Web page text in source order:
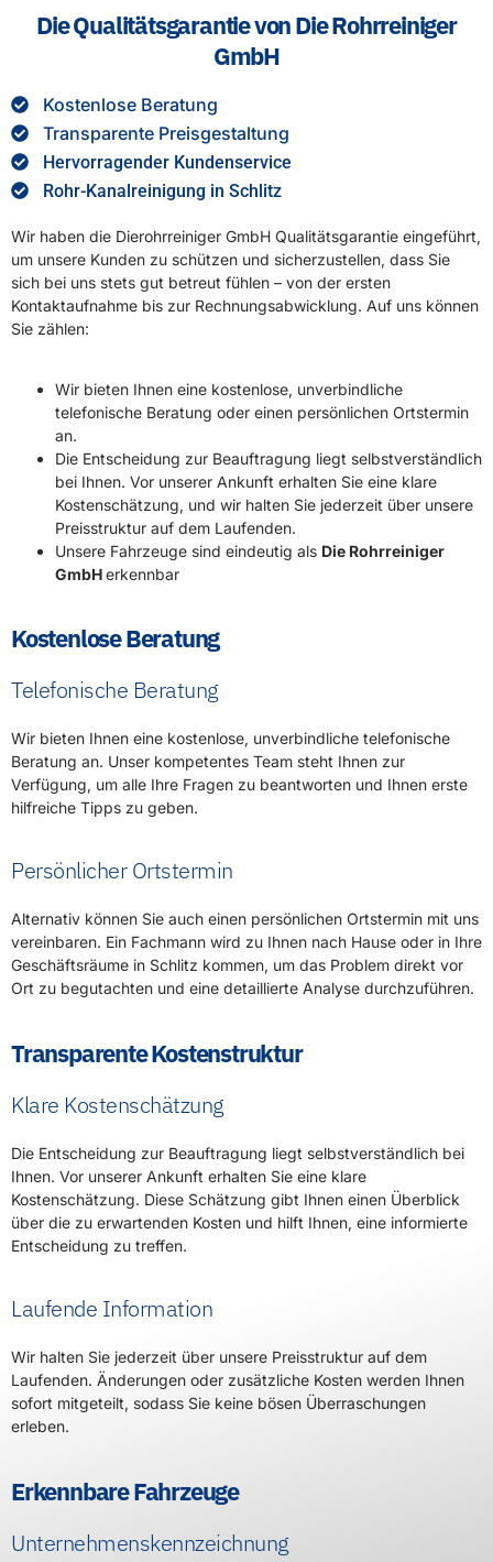
Die Qualitätsgarantie von Die Rohrreiniger
GmbH
Kostenlose Beratung
Transparente Preisgestaltung
Hervorragender Kundenservice
Rohr-Kanalreinigung in Schlitz
Wir haben die Dierohrreiniger GmbH Qualitätsgarantie eingeführt,
um unsere Kunden zu schützen und sicherzustellen, dass Sie
sich bei uns stets gut betreut fühlen – von der ersten
Kontaktaufnahme bis zur Rechnungsabwicklung. Auf uns können
Sie zählen:
Wir bieten Ihnen eine kostenlose, unverbindliche
telefonische Beratung oder einen persönlichen Ortstermin
an.
Die Entscheidung zur Beauftragung liegt selbstverständlich
bei Ihnen. Vor unserer Ankunft erhalten Sie eine klare
Kostenschätzung, und wir halten Sie jederzeit über unsere
Preisstruktur auf dem Laufenden.
Unsere Fahrzeuge sind eindeutig als Die Rohrreiniger
GmbHerkennbar
Kostenlose Beratung
Telefonische Beratung
Wir bieten Ihnen eine kostenlose, unverbindliche telefonische
Beratung an. Unser kompetentes Team steht Ihnen zur
Verfügung, um alle Ihre Fragen zu beantworten und Ihnen erste
hilfreiche Tipps zu geben.
Persönlicher Ortstermin
Alternativ können Sie auch einen persönlichen Ortstermin mit uns
vereinbaren. Ein Fachmann wird zu Ihnen nach Hause oder in Ihre
Geschäftsräume in Schlitz kommen, um das Problem direkt vor
Ort zu begutachten und eine detaillierte Analyse durchzuführen.
Transparente Kostenstruktur
Klare Kostenschätzung
Die Entscheidung zur Beauftragung liegt selbstverständlich bei
Ihnen. Vor unserer Ankunft erhalten Sie eine klare
Kostenschätzung. Diese Schätzung gibt Ihnen einen Überblick
über die zu erwartenden Kosten und hilft Ihnen, eine informierte
Entscheidung zu treffen.
Laufende Information
Wir halten Sie jederzeit über unsere Preisstruktur auf dem
Laufenden. Änderungen oder zusätzliche Kosten werden Ihnen
sofort mitgeteilt, sodass Sie keine bösen Überraschungen
erleben.
Erkennbare Fahrzeuge
Unternehmenskennzeichnung